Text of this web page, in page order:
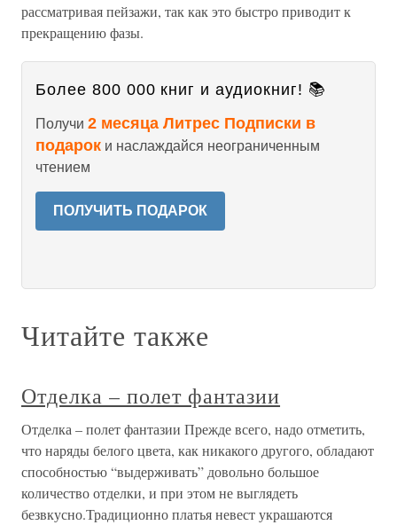
рассматривая пейзажи, так как это быстро приводит к
прекращению фазы.
Более 800 000 книг и аудиокниг! 📚
Получи 2 месяца Литрес Подписки в
подарок и наслаждайся неограниченным
чтением
ПОЛУЧИТЬ ПОДАРОК
Читайте также
Отделка – полет фантазии
Отделка – полет фантазии Прежде всего, надо отметить,
что наряды белого цвета, как никакого другого, обладают
способностью “выдерживать” довольно большое
количество отделки, и при этом не выглядеть
безвкусно.Традиционно платья невест украшаются